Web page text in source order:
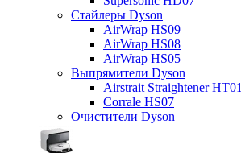
Стайлеры Dyson
AirWrap HS09
AirWrap HS08
AirWrap HS05
Выпрямители Dyson
Airstrait Straightener HT01
Corrale HS07
Очистители Dyson